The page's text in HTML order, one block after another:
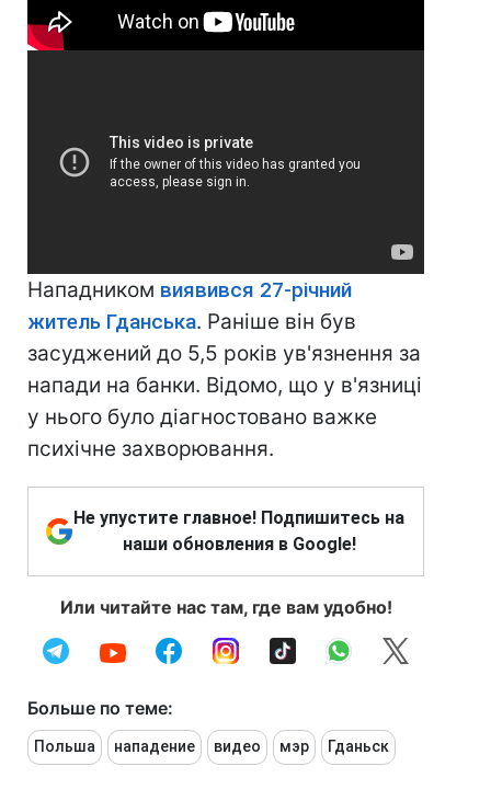
Нападником виявився 27-річний
житель Гданська. Раніше він був
засуджений до 5,5 років ув'язнення за
напади на банки. Відомо, що у в'язниці
у нього було діагностовано важке
психічне захворювання.
Не упустите главное! Подпишитесь на
наши обновления в Google!
Или читайте нас там, где вам удобно!
Больше по теме:
Польша нападение видео мэр Гданьск